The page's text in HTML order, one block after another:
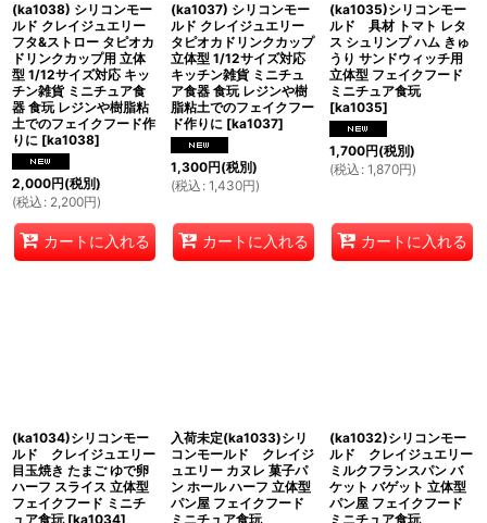
(ka1038) シリコンモー
ルド クレイジュエリー
フタ&ストロー タピオカ
ドリンクカップ用 立体
型 1/12サイズ対応 キッ
チン雑貨 ミニチュア食
器 食玩 レジンや樹脂粘
土でのフェイクフード作
りに [ka1038]
2,000円(税別)
(税込 : 2,200円)
カートに入れる
(ka1037) シリコンモー
ルド クレイジュエリー
タピオカドリンクカップ
立体型 1/12サイズ対応
キッチン雑貨 ミニチュ
ア食器 食玩 レジンや樹
脂粘土でのフェイクフー
ド作りに [ka1037]
1,300円(税別)
(税込 : 1,430円)
カートに入れる
(ka1035)シリコンモー
ルド 具材 トマト レタ
ス シュリンプ ハム きゅ
うり サンドウィッチ用
立体型 フェイクフード
ミニチュア食玩
[ka1035]
1,700円(税別)
(税込 : 1,870円)
カートに入れる
(ka1034)シリコンモー
ルド クレイジュエリー
目玉焼き たまご ゆで卵
ハーフ スライス 立体型
フェイクフード ミニチ
ュア食玩 [ka1034]
入荷未定(ka1033)シリ
コンモールド クレイジ
ュエリー カヌレ 菓子パ
ン ホール ハーフ 立体型
パン屋 フェイクフード
ミニチュア食玩
(ka1032)シリコンモー
ルド クレイジュエリー
ミルクフランスパン バ
ケット バゲット 立体型
パン屋 フェイクフード
ミニチュア食玩